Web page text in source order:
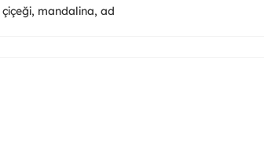
çiçeği, mandalina, ad